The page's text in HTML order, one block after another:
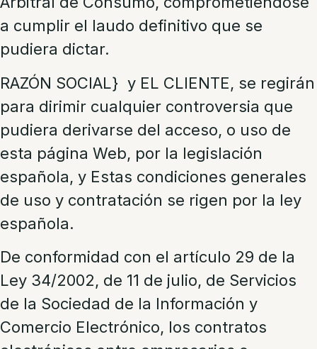
a cumplir el laudo definitivo que se
pudiera dictar.
RAZÓN SOCIAL} y EL CLIENTE, se regirán
para dirimir cualquier controversia que
pudiera derivarse del acceso, o uso de
esta página Web, por la legislación
española, y Estas condiciones generales
de uso y contratación se rigen por la ley
española.
De conformidad con el artículo 29 de la
Ley 34/2002, de 11 de julio, de Servicios
de la Sociedad de la Información y
Comercio Electrónico, los contratos